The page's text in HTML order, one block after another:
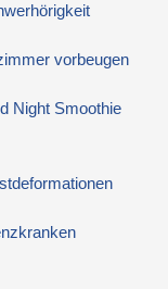
vorbeugen
Night Smoothie